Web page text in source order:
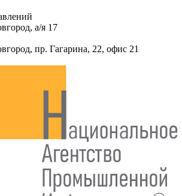
а/я 17
пр. Гагарина, 22, офис 21